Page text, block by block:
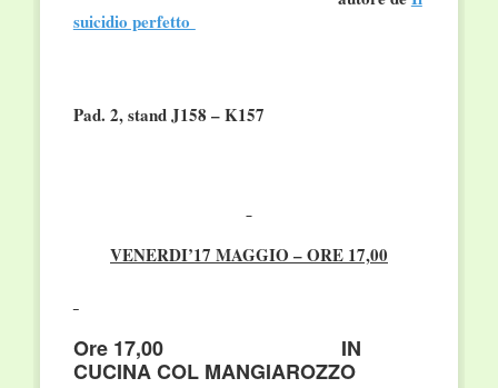
suicidio perfetto
Pad. 2,standJ158 – K157
VENERDI’17 MAGGIO – ORE 17,00
Ore 17,00 IN
CUCINA COL MANGIAROZZO